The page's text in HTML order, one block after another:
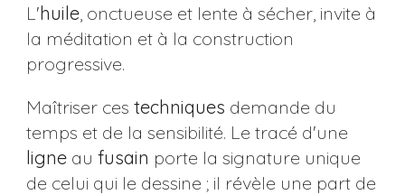
L'huile, onctueuse et lente à sécher, invite à
la méditation et à la construction
progressive.
Maîtriser ces techniques demande du
temps et de la sensibilité. Le tracé d'une
ligneau fusain porte la signature unique
de celui qui le dessine ; il révèle une part de